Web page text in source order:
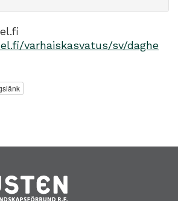
varhaiskasvatus/sv/daghe